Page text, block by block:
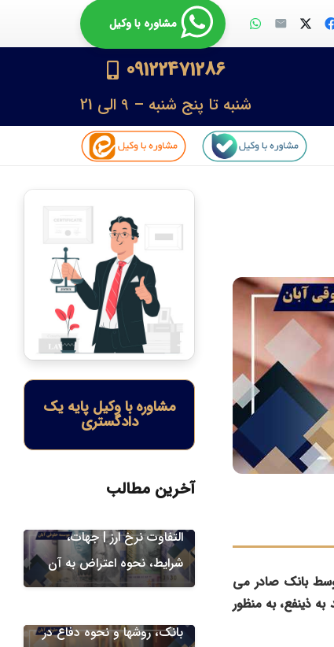
مشاوره با وکیل
09122471286
شنبه تا پنج شنبه – 9 الی 21
بانک صادر می
ذینفع، به منظور
مشاوره با وکیل پایه یک
دادگستری
آخرین مطالب
التفاوت نرخ ارز | جهات،
شرایط، نحوه اعتراض به آن
دعاوی بانکی و ارزی
بانک، روشها و نحوه دفاع در